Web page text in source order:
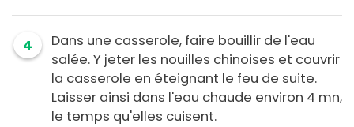
4
Dans une casserole, faire bouillir de l'eau
salée. Y jeter les nouilles chinoises et couvrir
la casserole en éteignant le feu de suite.
Laisser ainsi dans l'eau chaude environ 4 mn,
le temps qu'elles cuisent.